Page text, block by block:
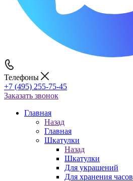
Телефоны
+7 (495) 255-75-45
Заказать звонок
Главная
Назад
Главная
Шкатулки
Назад
Шкатулки
Для украшений
Для хранения часов